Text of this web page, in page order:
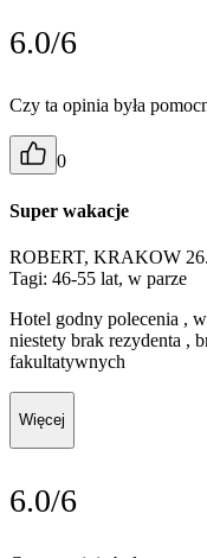
6.0/6
Czy ta opinia była
0
Super wakacje
ROBERT, KRAKOW
Tagi: 46-55 lat, w parze
Hotel godny polecenia ,
niestety brak rezydenta ,
fakultatywnych
Więcej
6.0/6